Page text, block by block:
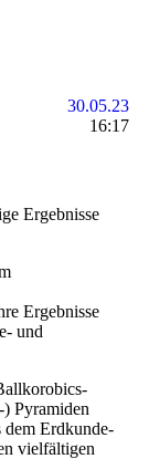
30.05.23
16:17
Ergebnisse
Ergebnisse
und
Pyramiden
dem Erdkunde-
vielfältigen